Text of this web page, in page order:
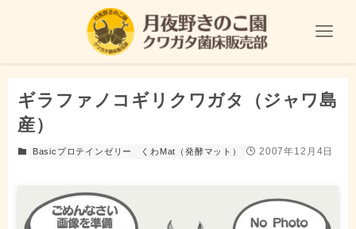
ギラファノコギリクワガタ（ジャワ島
産）
Basicプロテインゼリー くわMat（発酵マット） 2007年12月4日